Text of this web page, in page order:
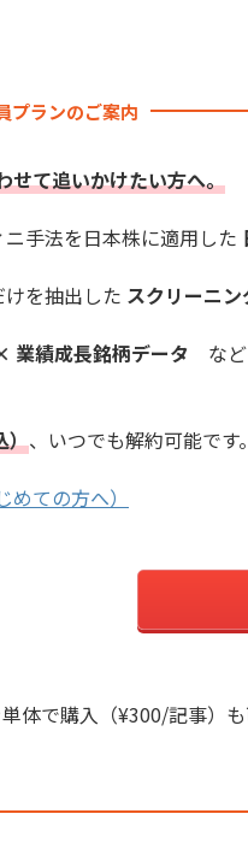
プランのご案内
せて追いかけたい方へ。
手法を日本株に適用した
を抽出した スクリーニ
業績成長銘柄データ など
）、いつでも解約可能です。
ての方へ）
体で購入（¥300/記事）も